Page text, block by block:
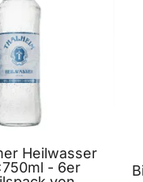
Heilwasser